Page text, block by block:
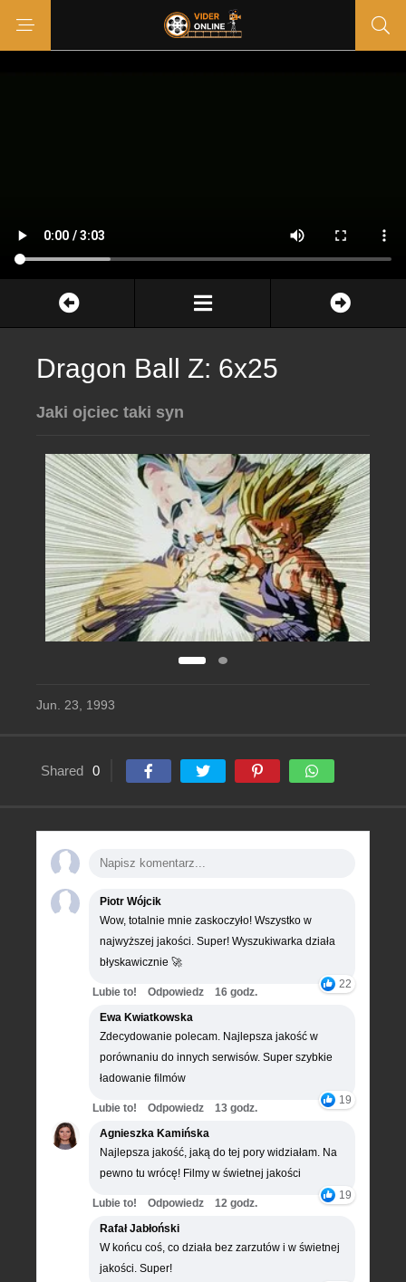
Dragon Ball Z: 6x25
Jaki ojciec taki syn
Jun. 23, 1993
Shared 0
Piotr Wójcik
Wow, totalnie mnie zaskoczyło! Wszystko w
najwyższej jakości. Super! Wyszukiwarka działa
błyskawicznie 🚀
22
Lubie to! Odpowiedz
16 godz.
Ewa Kwiatkowska
Zdecydowanie polecam. Najlepsza jakość w
porównaniu do innych serwisów. Super szybkie
ładowanie filmów
19
Lubie to! Odpowiedz
13 godz.
Agnieszka Kamińska
Najlepsza jakość, jaką do tej pory widziałam. Na
pewno tu wrócę! Filmy w świetnej jakości
19
Lubie to! Odpowiedz
12 godz.
Rafał Jabłoński
W końcu coś, co działa bez zarzutów i w świetnej
jakości. Super!